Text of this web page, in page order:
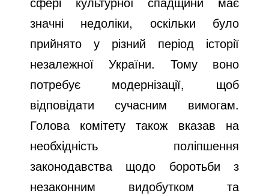
значні недоліки, оскільки було
прийнято у різний період історії
незалежної України. Тому воно
потребує модернізації, щоб
відповідати сучасним вимогам.
Голова комітету також вказав на
необхідність поліпшення
законодавства щодо боротьби з
незаконним видобутком та